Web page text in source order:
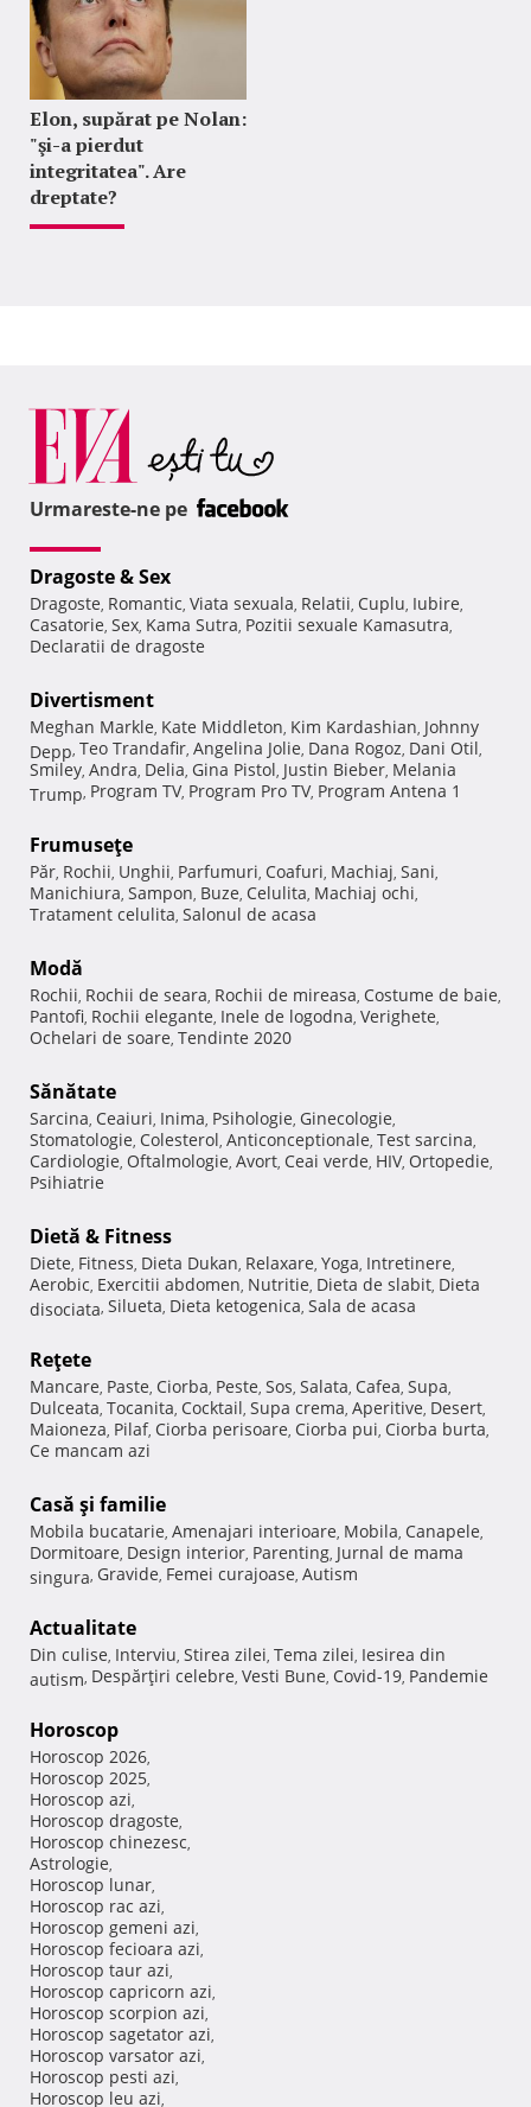
Elon, supărat pe Nolan:
"şi-a pierdut
integritatea". Are
dreptate?
Urmareste-ne pe
Dragoste & Sex
Dragoste, Romantic, Viata sexuala, Relatii, Cuplu, Iubire,
Casatorie, Sex, Kama Sutra, Pozitii sexuale Kamasutra,
Declaratii de dragoste
Divertisment
Meghan Markle, Kate Middleton, Kim Kardashian, Johnny
Depp, Teo Trandafir, Angelina Jolie, Dana Rogoz, Dani Otil,
Smiley, Andra, Delia, Gina Pistol, Justin Bieber, Melania
Trump, Program TV, Program Pro TV, Program Antena 1
Frumuseţe
Păr, Rochii, Unghii, Parfumuri, Coafuri, Machiaj, Sani,
Manichiura, Sampon, Buze, Celulita, Machiaj ochi,
Tratament celulita, Salonul de acasa
Modă
Rochii, Rochii de seara, Rochii de mireasa, Costume de baie,
Pantofi, Rochii elegante, Inele de logodna, Verighete,
Ochelari de soare, Tendinte 2020
Sănătate
Sarcina, Ceaiuri, Inima, Psihologie, Ginecologie,
Stomatologie, Colesterol, Anticonceptionale, Test sarcina,
Cardiologie, Oftalmologie, Avort, Ceai verde, HIV, Ortopedie,
Psihiatrie
Dietă & Fitness
Diete, Fitness, Dieta Dukan, Relaxare, Yoga, Intretinere,
Aerobic, Exercitii abdomen, Nutritie, Dieta de slabit, Dieta
disociata, Silueta, Dieta ketogenica, Sala de acasa
Reţete
Mancare, Paste, Ciorba, Peste, Sos, Salata, Cafea, Supa,
Dulceata, Tocanita, Cocktail, Supa crema, Aperitive, Desert,
Maioneza, Pilaf, Ciorba perisoare, Ciorba pui, Ciorba burta,
Ce mancam azi
Casă şi familie
Mobila bucatarie, Amenajari interioare, Mobila, Canapele,
Dormitoare, Design interior, Parenting, Jurnal de mama
singura, Gravide, Femei curajoase, Autism
Actualitate
Din culise, Interviu, Stirea zilei, Tema zilei, Iesirea din
autism, Despărţiri celebre, Vesti Bune, Covid-19, Pandemie
Horoscop
Horoscop 2026,
Horoscop 2025,
Horoscop azi,
Horoscop dragoste,
Horoscop chinezesc,
Astrologie,
Horoscop lunar,
Horoscop rac azi,
Horoscop gemeni azi,
Horoscop fecioara azi,
Horoscop taur azi,
Horoscop capricorn azi,
Horoscop scorpion azi,
Horoscop sagetator azi,
Horoscop varsator azi,
Horoscop pesti azi,
Horoscop leu azi,